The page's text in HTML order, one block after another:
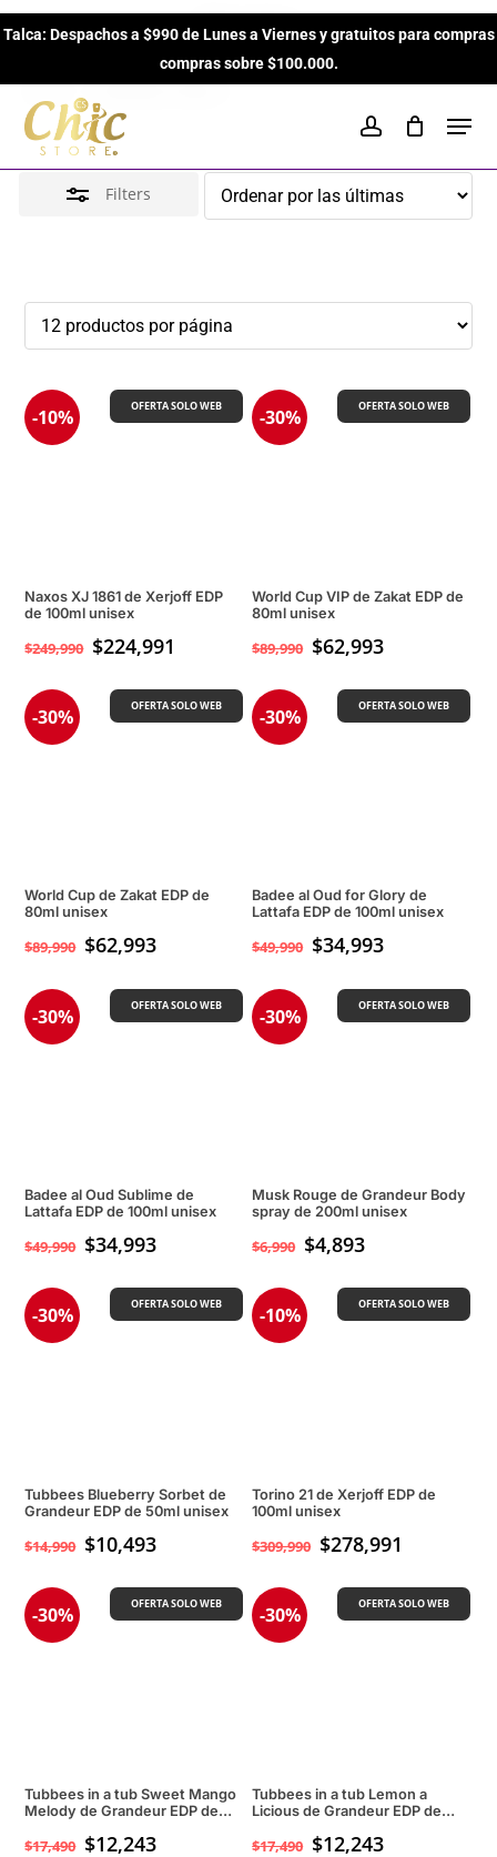
Skip
to
content
Talca: Despachos a $990 de Lunes a Viernes y gratuitos para compras
compras sobre $100.000.
account
Florales
Inicio Perfumes Unisex Florales
Filters
-10% OFERTA SOLO WEB
Naxos XJ 1861 de Xerjoff EDP
de 100ml unisex
$249,990 $224,991
OFERTA SOLO WEB
-30%
World Cup VIP de Zakat EDP de
80ml unisex
$89,990 $62,993
OFERTA SOLO WEB
-30%
World Cup de Zakat EDP de
80ml unisex
$89,990 $62,993
OFERTA SOLO WEB
-30%
Badee al Oud for Glory de
Lattafa EDP de 100ml unisex
$49,990 $34,993
OFERTA SOLO WEB
-30%
Badee al Oud Sublime de
Lattafa EDP de 100ml unisex
$49,990 $34,993
OFERTA SOLO WEB
-30%
Musk Rouge de Grandeur Body
spray de 200ml unisex
$6,990 $4,893
OFERTA SOLO WEB
-30%
Tubbees Blueberry Sorbet de
Grandeur EDP de 50ml unisex
$14,990 $10,493
-10% OFERTA SOLO WEB
Torino 21 de Xerjoff EDP de
100ml unisex
$309,990 $278,991
OFERTA SOLO WEB
-30%
Tubbees in a tub Sweet Mango
Melody de Grandeur EDP de
$17,490 $12,243
OFERTA SOLO WEB
-30%
Tubbees in a tub Lemon a
Licious de Grandeur EDP de
$17,490 $12,243